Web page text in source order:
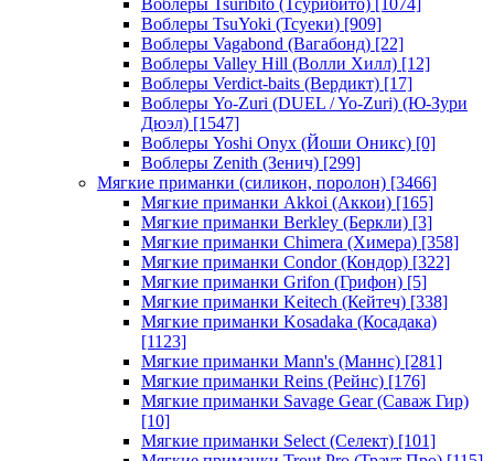
Воблеры Tsuribito (Тсурибито) [1074]
Воблеры TsuYoki (Тсуеки) [909]
Воблеры Vagabond (Вагабонд) [22]
Воблеры Valley Hill (Волли Хилл) [12]
Воблеры Verdict-baits (Вердикт) [17]
Воблеры Yo-Zuri (DUEL / Yo-Zuri) (Ю-Зури
Дюэл) [1547]
Воблеры Yoshi Onyx (Йоши Оникс) [0]
Воблеры Zenith (Зенич) [299]
Мягкие приманки (силикон, поролон) [3466]
Мягкие приманки Akkoi (Аккои) [165]
Мягкие приманки Berkley (Беркли) [3]
Мягкие приманки Chimera (Химера) [358]
Мягкие приманки Condor (Кондор) [322]
Мягкие приманки Grifon (Грифон) [5]
Мягкие приманки Keitech (Кейтеч) [338]
Мягкие приманки Kosadaka (Косадака)
[1123]
Мягкие приманки Mann's (Маннс) [281]
Мягкие приманки Reins (Рейнс) [176]
Мягкие приманки Savage Gear (Саваж Гир)
[10]
Мягкие приманки Select (Селект) [101]